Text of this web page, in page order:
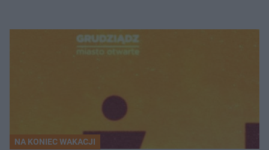
NA KONIEC WAKACJI